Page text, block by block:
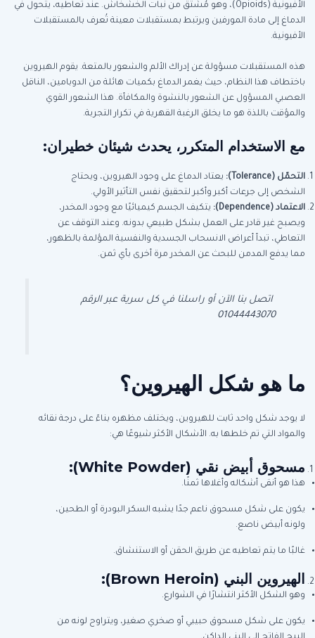
الأفيونية (Opioids)، وهو مُشتق من نبات الخشخاش. عند تعاطيه، يتحول في
الدماغ إلى مادة المورفين ويرتبط بمستقبلات معينة تُعرف بالمستقبلات
الأفيونية.
هذه المستقبلات مسؤولة عن إدراك الألم والشعور بالمتعة. يقوم الهيروين
باختطاف هذا النظام، حيث يغمر الدماغ بكميات هائلة من الدوبامين، الناقل
العصبي المسؤول عن الشعور بالنشوة والمكافأة. هذا الشعور القوي
والمؤقت باللذة هو ما يخلق الرغبة القهرية في تكرار التجربة.
مع الاستخدام المتكرر، يحدث شيئان خطيران:
التحمّل (Tolerance):
يعتاد الدماغ على وجود الهيروين، ويحتاج
الشخص إلى جرعات أكبر وأكبر لتحقيق نفس التأثير الأولي.
الاعتماد(Dependence):
يتكيف الجسم كيميائيًا مع وجود المخدر،
ويصبح غير قادر على العمل بشكل طبيعي بدونه. وعند التوقف عن
التعاطي، تبدأ أعراض الانسحاب الجسدية والنفسية المؤلمة بالظهور،
مما يدفع المدمن للبحث عن المخدر مرة أخرى بأي ثمن.
اتصل بنا الآن أو راسلنا في كل سرية عبر الرقم
01044443070
ما هو شكل الهيروين؟
لا يوجد شكل واحد ثابت للهيروين، ويختلف مظهره بناءً على درجة نقائه
والمواد التي تم خلطها به. الأشكال الأكثر شيوعًا هي:
مسحوق أبيض نقي (White Powder):
هذا هو أنقى أشكاله وأغلاها ثمنًا.
يكون على شكل مسحوق ناعم جدًا يشبه السكر البودرة أو الطحين،
ولونه أبيض ناصع.
غالبًا ما يتم تعاطيه عن طريق الحقن أو الاستنشاق.
الهيروين البني (Brown Heroin):
وهو الشكل الأكثر انتشارًا في الشوارع.
يكون على شكل مسحوق حبيبي أو صخري صغير، ويتراوح لونه من